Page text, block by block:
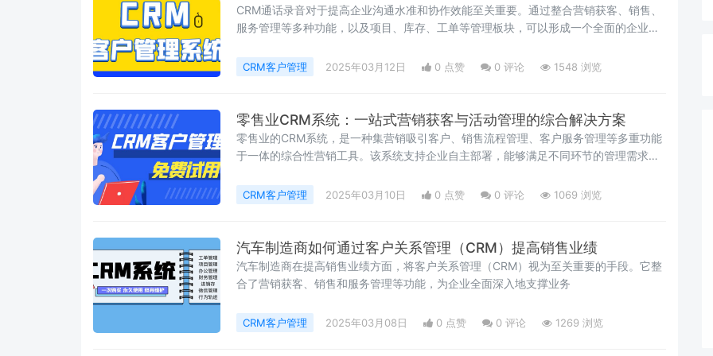
CRM通话录音对于提高企业沟通水准和协作效能至关重要。通过整合营销获客、销售、
服务管理等多种功能，以及项目、库存、工单等管理板块，可以形成一个全面的企业运
CRM客户管理 2025年03月12日 0 点赞 0 评论 1548 浏览
零售业CRM系统：一站式营销获客与活动管理的综合解决方案
零售业的CRM系统，是一种集营销吸引客户、销售流程管理、客户服务管理等多重功能
于一体的综合性营销工具。该系统支持企业自主部署，能够满足不同环节的管理需求。
CRM客户管理 2025年03月10日 0 点赞 0 评论 1069 浏览
汽车制造商如何通过客户关系管理（CRM）提高销售业绩
汽车制造商在提高销售业绩方面，将客户关系管理（CRM）视为至关重要的手段。它整
合了营销获客、销售和服务管理等功能，为企业全面深入地支撑业务
CRM客户管理 2025年03月08日 0 点赞 0 评论 1269 浏览